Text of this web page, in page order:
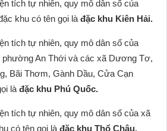
tích tự nhiên, quy mô dân số của
khu có tên gọi là đặc khu Kiên Hải.
tích tự nhiên, quy mô dân số của
An Thới và các xã Dương Tơ,
Bãi Thơm, Gành Dầu, Cửa Cạn
là đặc khu Phú Quốc.
tích tự nhiên, quy mô dân số của xã
có tên gọi là đặc khu Thổ Châu.